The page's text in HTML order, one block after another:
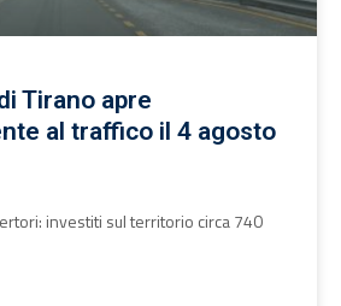
Tirano apre
al traffico il 4 agosto
investiti sul territorio circa 740